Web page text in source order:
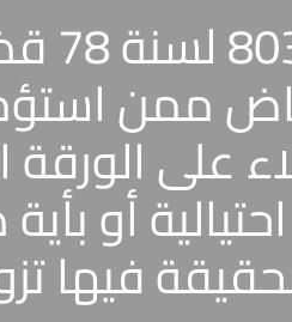
ممن
على
أو
فيها